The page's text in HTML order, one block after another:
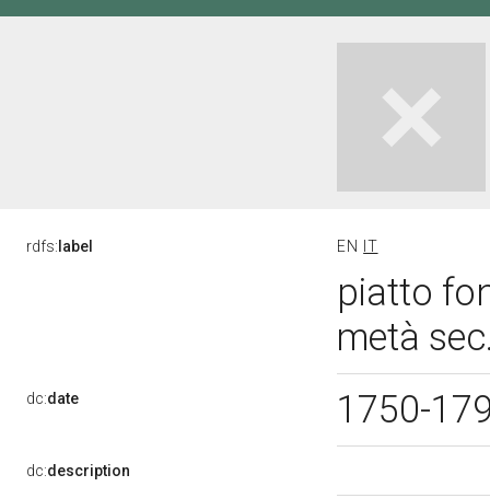
rdfs: label EN IT
piatto
metà
dc:date 1750-
dc:description